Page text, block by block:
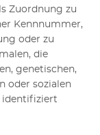
Zuordnung zu
Kennnummer,
oder zu
die
genetischen,
oder sozialen
identifiziert